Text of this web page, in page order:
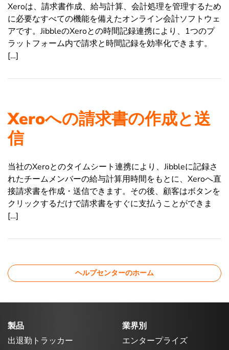
Xeroは、請求書作成、給与計算、会計処理を管理するため
に必要なすべての機能を備えたオンライン会計ソフトウェ
アです。JibbleのXeroとの時間記録連携により、1つのプ
ラットフォーム内で請求と時間記録を効率化できます。
[…]
Xeroへの請求書の作成と送
信
当社のXeroとのタイムシート連携により、Jibbleに記録さ
れたチームメンバーの給与計算用時間をもとに、Xeroへ直
接請求書を作成・送信できます。その後、顧客はボタンを
クリックするだけで請求書をすぐに支払うことができま
[…]
ヘルプセンターのホーム
製品
出退勤トラッカー
業界別
エンタープライズ